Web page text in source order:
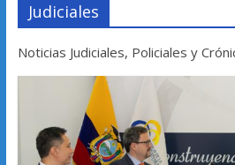
Judiciales
Noticias Judiciales, Policiales y